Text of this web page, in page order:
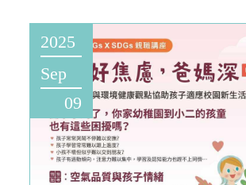
2025
Sep
09